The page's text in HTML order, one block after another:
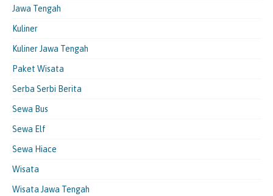
Jawa Tengah
Kuliner
Kuliner Jawa Tengah
Paket Wisata
Serba Serbi Berita
Sewa Bus
Sewa Elf
Sewa Hiace
Wisata
Wisata Jawa Tengah